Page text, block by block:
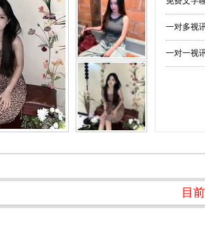
一对多视
一对一视
目